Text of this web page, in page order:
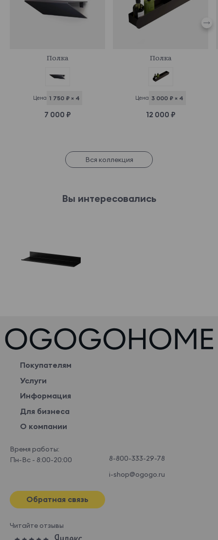
Полка
Цена 1 750 ₽ × 4
7 000 ₽
Полка
Цена 3 000 ₽ × 4
12 000 ₽
Вся коллекция
Вы интересовались
Покупателям
Услуги
Информация
Для бизнеса
О компании
Время работы:
Пн-Вс - 8:00-20:00
8-800-333-29-78
i-shop@ogogo.ru
Обратная связь
Читайте отзывы